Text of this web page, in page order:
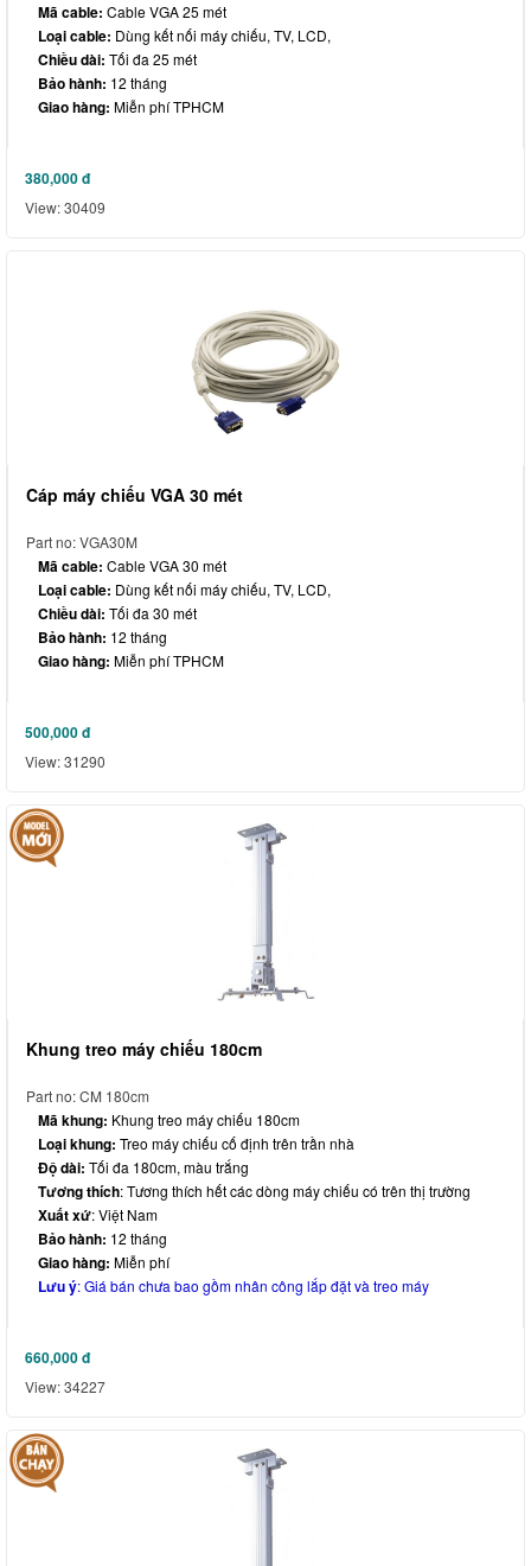
Mã cable: Cable VGA 25 mét
Loại cable: Dùng kết nối máy chiếu, TV, LCD,
Chiều dài: Tối đa 25 mét
Bảo hành: 12 tháng
Giao hàng: Miễn phí TPHCM
380,000đ
View: 30409
Cáp máy chiếu VGA 30 mét
Part no: VGA30M
Mã cable: Cable VGA 30 mét
Loại cable: Dùng kết nối máy chiếu, TV, LCD,
Chiều dài: Tối đa 30 mét
Bảo hành: 12 tháng
Giao hàng: Miễn phí TPHCM
500,000đ
View: 31290
Khung treo máy chiếu 180cm
Part no: CM 180cm
Mã khung: Khung treo máy chiếu 180cm
Loại khung: Treo máy chiếu cố định trên trần nhà
Độ dài: Tối đa 180cm, màu trắng
Tương thích: Tương thích hết các dòng máy chiếu có trên thị trường
Xuất xứ: Việt Nam
Bảo hành: 12 tháng
Giao hàng: Miễn phí
Lưu ý: Giá bán chưa bao gồm nhân công lắp đặt và treo máy
660,000đ
View: 34227